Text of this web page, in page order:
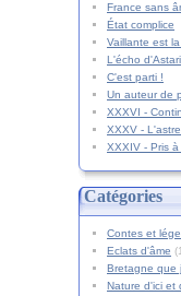
France sans
État complice
Vaillante est
L'écho
C'est parti !
Un auteur de
XXXVI -
XXXV -
XXXIV - Pris
Catégories
Contes et
Eclats d'âme
Bretagne que
Nature d'ici et